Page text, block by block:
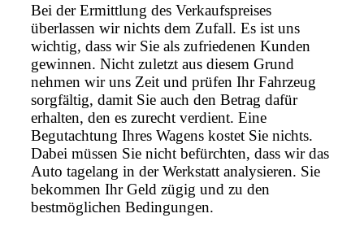
Bei der Ermittlung des Verkaufspreises
überlassen wir nichts dem Zufall. Es ist uns
wichtig, dass wir Sie als zufriedenen Kunden
gewinnen. Nicht zuletzt aus diesem Grund
nehmen wir uns Zeit und prüfen Ihr Fahrzeug
sorgfältig, damit Sie auch den Betrag dafür
erhalten, den es zurecht verdient. Eine
Begutachtung Ihres Wagens kostet Sie nichts.
Dabei müssen Sie nicht befürchten, dass wir das
Auto tagelang in der Werkstatt analysieren. Sie
bekommen Ihr Geld zügig und zu den
bestmöglichen Bedingungen.